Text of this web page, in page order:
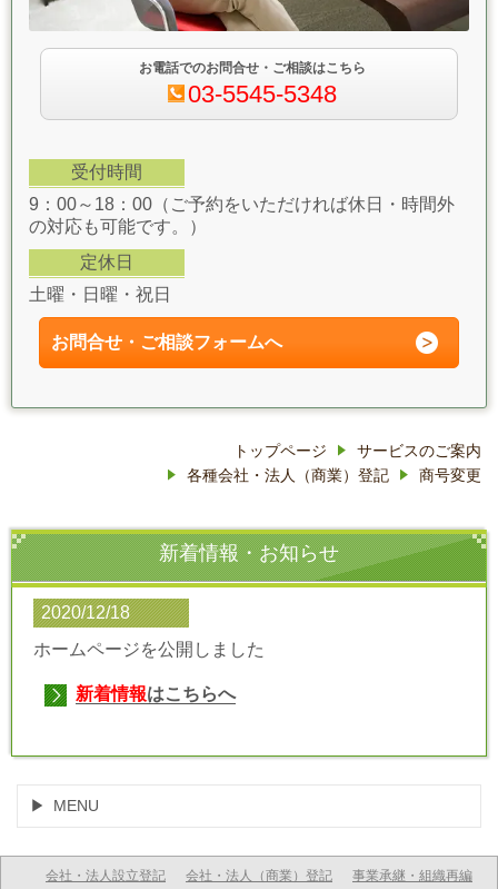
お電話でのお問合せ・ご相談はこちら
03-5545-5348
受付時間
9：00～18：00（ご予約をいただければ休日・時間外
の対応も可能です。）
定休日
土曜・日曜・祝日
お問合せ・ご相談フォームへ
トップページ
サービスのご案内
各種会社・法人（商業）登記
商号変更
新着情報・お知らせ
2020/12/18
ホームページを公開しました
新着情報はこちらへ
MENU
会社・法人設立登記 会社・法人（商業）登記 事業承継・組織再編